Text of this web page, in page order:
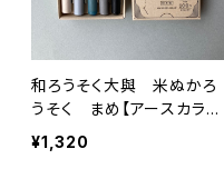
和ろうそく大與 米ぬかろ
うそく まめ【アースカラ
ー】
¥1,320